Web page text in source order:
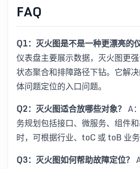
FAQ
Q1：灭火图是不是一种更漂亮的
仪表盘主要展示数据，灭火图更
状态聚合和排障路径下钻。它解
体问题定位的入口问题。
Q2：灭火图适合放哪些对象？ A
务规划包括接口、微服务、组件
时，可根据行业、toC 或 toB 业务
Q3：灭火图如何帮助故障定位？